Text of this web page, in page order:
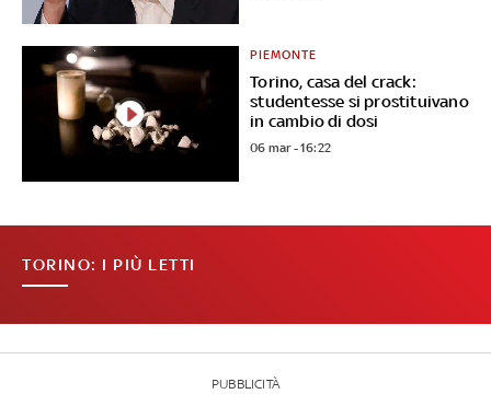
Torino, casa del crack:
studentesse si prostituivano
in cambio di dosi
PIEMONTE
06 mar - 16:22
TORINO: I PIÙ LETTI
PUBBLICITÀ